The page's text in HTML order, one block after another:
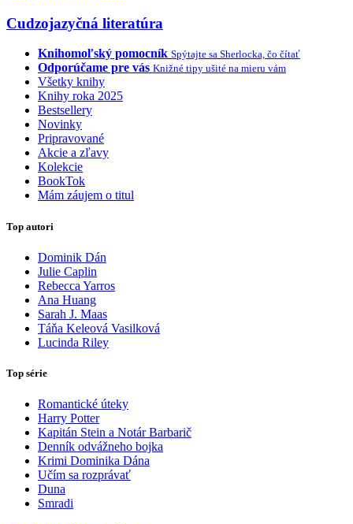
Cudzojazyčná literatúra
Knihomoľský pomocník Spýtajte sa Sherlocka, čo čítať
Odporúčame pre vás Knižné tipy ušité na mieru vám
Všetky knihy
Knihy roka 2025
Bestsellery
Novinky
Pripravované
Akcie a zľavy
Kolekcie
BookTok
Mám záujem o titul
Top autori
Dominik Dán
Julie Caplin
Rebecca Yarros
Ana Huang
Sarah J. Maas
Táňa Keleová Vasilková
Lucinda Riley
Top série
Romantické úteky
Harry Potter
Kapitán Stein a Notár Barbarič
Denník odvážneho bojka
Krimi Dominika Dána
Učím sa rozprávať
Duna
Smradi